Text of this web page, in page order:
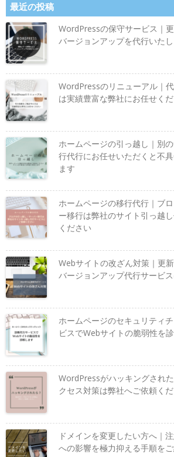
最近の投稿
WordPressの保守サービス｜
バージョンアップを代行いた
WordPressのリニューアル｜
は実績豊富な弊社にお任せく
ホームページの引っ越し｜別
行代行にお任せいただくと不
ます
ホームページの移行代行｜ブ
ー移行は弊社のサイト引っ越
ください
Webサイトの改ざん対策｜更
バージョンアップ代行サービ
ホームページのセキュリティ
ビスでWebサイトの脆弱性を
WordPressがハッキングされ
クセス対策は弊社へご依頼く
ドメインを変更したい方へ｜
への影響を極力抑える手順を